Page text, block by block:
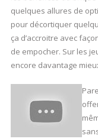
quelques allures de
pour décortiquer
ça d’accroitre avec
de empocher. Sur les
encore davantage